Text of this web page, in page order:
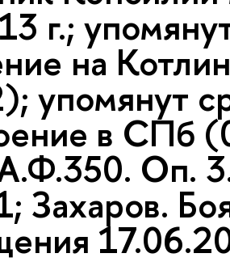
г.;
на
упомянут
в СПб
Оп.
Захаров.